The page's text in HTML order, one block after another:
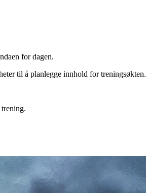
for dagen.
til å planlegge innhold for treningsøkten.